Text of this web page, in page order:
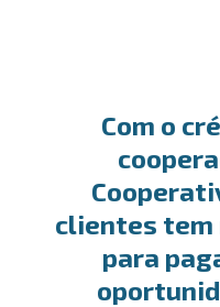
Com o
clientes tem
para